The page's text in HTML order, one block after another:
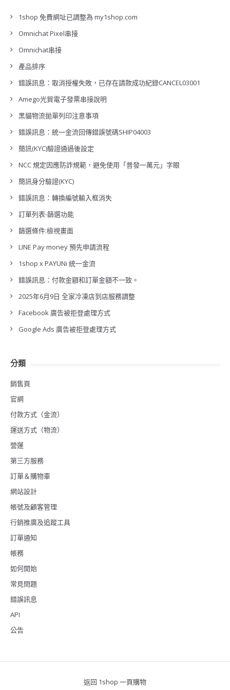
1shop 免費網址已調整為 my1shop.com
Omnichat Pixel串接
Omnichat串接
產品排序
錯誤訊息：取消授權失敗，已存在請款成功紀錄CANCEL03001
Amego光貿電子發票串接說明
黑貓物流拋單列印注意事項
錯誤訊息：統一金流回傳錯誤號碼SHIP04003
簡訊(KYC)驗證通過後設定
NCC 規定因應防詐規範，避免使用「普發一萬元」字眼
簡訊身分驗證(KYC)
錯誤訊息：轉換編號輸入框消失
訂單列表-篩選功能
篩選條件:檢視畫面
LINE Pay money 預先申請流程
1shop x PAYUNi 統一金流
錯誤訊息：付款金額和訂單金額不一致。
2025年6月9日 全家冷凍店到店服務調整
Facebook 廣告被拒登處理方式
Google Ads 廣告被拒登處理方式
分類
銷售頁
官網
付款方式（金流）
運送方式（物流）
營運
第三方服務
訂單＆購物車
網站設計
帳號及顧客管理
行銷推廣及追蹤工具
訂單通知
帳務
如何開始
常見問題
錯誤訊息
API
公告
返回 1shop 一頁購物